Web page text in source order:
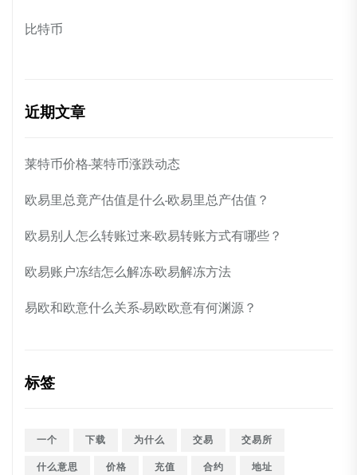
比特币
近期文章
莱特币价格-莱特币涨跌动态
欧易里总竟产估值是什么-欧易里总产估值？
欧易别人怎么转账过来-欧易转账方式有哪些？
欧易账户冻结怎么解冻-欧易解冻方法
易欧和欧意什么关系-易欧欧意有何渊源？
标签
一个 下载 为什么 交易
交易所
什么意思
价格 充值 合约
地址